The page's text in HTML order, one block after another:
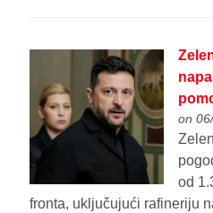
on
od
fronta, uključujući rafineriju